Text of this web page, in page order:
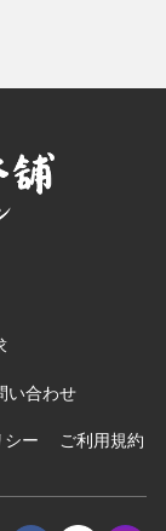
い合わせ
シー ご利用規約